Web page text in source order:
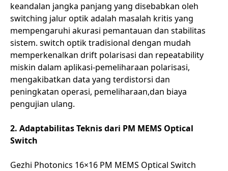
keandalan jangka panjang yang disebabkan oleh
switching jalur optik adalah masalah kritis yang
mempengaruhi akurasi pemantauan dan stabilitas
sistem. switch optik tradisional dengan mudah
memperkenalkan drift polarisasi dan repeatability
miskin dalam aplikasi-pemeliharaan polarisasi,
mengakibatkan data yang terdistorsi dan
peningkatan operasi, pemeliharaan,dan biaya
pengujian ulang.
2. Adaptabilitas Teknis dari PM MEMS Optical
Switch
Gezhi Photonics 16×16 PM MEMS Optical Switch